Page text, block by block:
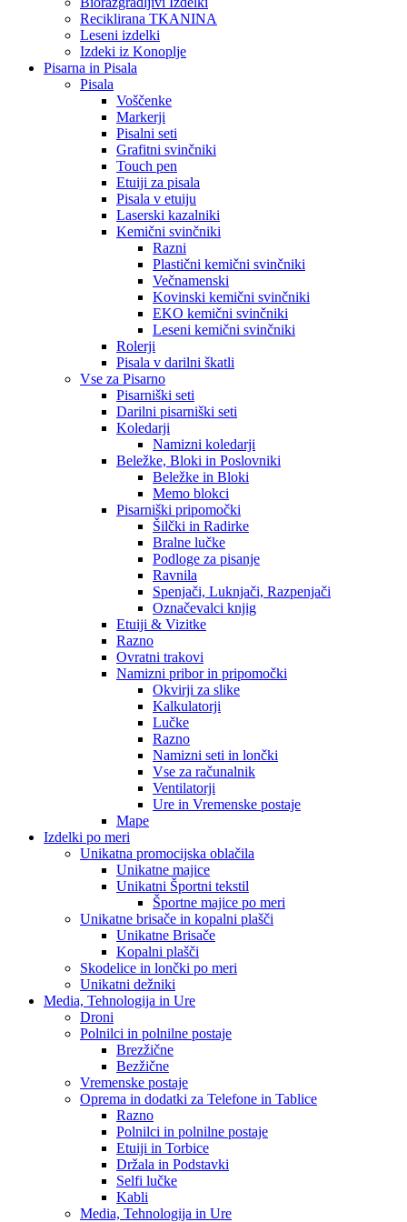
Reciklirana TKANINA
Leseni izdelki
Izdeki iz Konoplje
Pisarna in Pisala
Pisala
Voščenke
Markerji
Pisalni seti
Grafitni svinčniki
Touch pen
Etuiji za pisala
Pisala v etuiju
Laserski kazalniki
Kemični svinčniki
Razni
Plastični kemični svinčniki
Večnamenski
Kovinski kemični svinčniki
EKO kemični svinčniki
Leseni kemični svinčniki
Rolerji
Pisala v darilni škatli
Vse za Pisarno
Pisarniški seti
Darilni pisarniški seti
Koledarji
Namizni koledarji
Beležke, Bloki in Poslovniki
Beležke in Bloki
Memo blokci
Pisarniški pripomočki
Šilčki in Radirke
Bralne lučke
Podloge za pisanje
Ravnila
Spenjači, Luknjači, Razpenjači
Označevalci knjig
Etuiji & Vizitke
Razno
Ovratni trakovi
Namizni pribor in pripomočki
Okvirji za slike
Kalkulatorji
Lučke
Razno
Namizni seti in lončki
Vse za računalnik
Ventilatorji
Ure in Vremenske postaje
Mape
Izdelki po meri
Unikatna promocijska oblačila
Unikatne majice
Unikatni Športni tekstil
Športne majice po meri
Unikatne brisače in kopalni plašči
Unikatne Brisače
Kopalni plašči
Skodelice in lončki po meri
Unikatni dežniki
Media, Tehnologija in Ure
Droni
Polnilci in polnilne postaje
Brezžične
Bezžične
Vremenske postaje
Oprema in dodatki za Telefone in Tablice
Razno
Polnilci in polnilne postaje
Etuiji in Torbice
Držala in Podstavki
Selfi lučke
Kabli
Media, Tehnologija in Ure